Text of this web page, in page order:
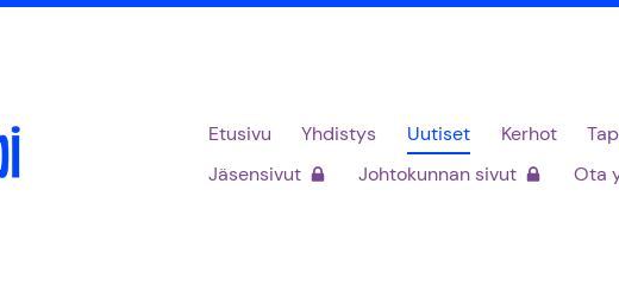
Etusivu Yhdistys Uutiset Kerhot
Jäsensivut
Johtokunnan sivut Ota